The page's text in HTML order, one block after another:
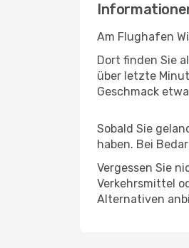
Am Flughafen
Dort finden Sie
über letzte
Geschmack
Sobald Sie
haben. Bei
Vergessen Sie
Verkehrsmittel
Alternativen